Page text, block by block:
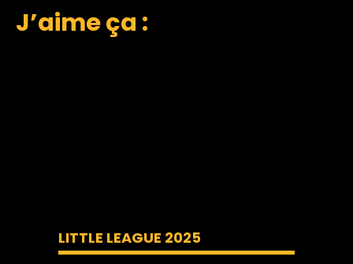
J’aime ça :
LITTLE LEAGUE 2025